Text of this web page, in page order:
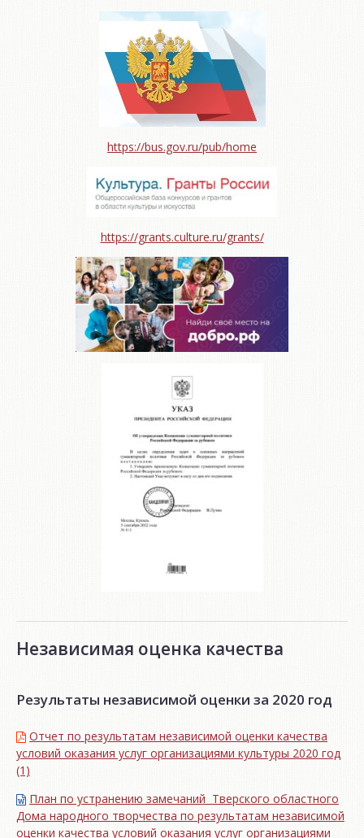
https://bus.gov.ru/pub/home
https://grants.culture.ru/grants/
Независимая оценка качества
Результаты независимой оценки за 2020 год
Отчет по результатам независимой оценки качества
условий оказания услуг организациями культуры 2020 год
(1)
План по устранению замечаний Тверского областного
Дома народного творчества по результатам независимой
оценки качества условий оказания услуг организациями